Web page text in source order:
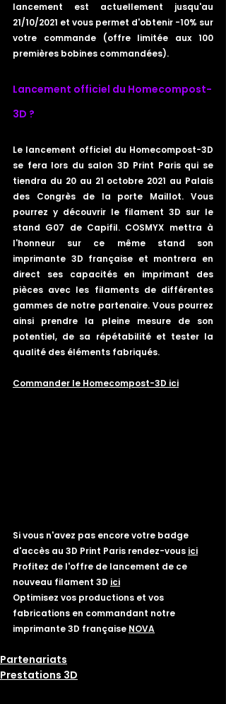
lancement est actuellement jusqu'au
21/10/2021 et vous permet d'obtenir -10% sur
votre commande (offre limitée aux 100
premières bobines commandées).
Lancement officiel du Homecompost-
3D ?
Le lancement officiel du Homecompost-3D
se fera lors du salon 3D Print Paris qui se
tiendra du 20 au 21 octobre 2021 au Palais
des Congrès de la porte Maillot. Vous
pourrez y découvrir le filament 3D sur le
stand G07 de Capifil. COSMYX mettra à
l'honneur sur ce même stand son
imprimante 3D française et montrera en
direct ses capacités en imprimant des
pièces avec les filaments de différentes
gammes de notre partenaire. Vous pourrez
ainsi prendre la pleine mesure de son
potentiel, de sa répétabilité et tester la
qualité des éléments fabriqués.
Commander le Homecompost-3D ici
Si vous n'avez pas encore votre badge
d'accès au 3D Print Paris rendez-vous ici
Profitez de l'offre de lancement de ce
nouveau filament 3D ici
Optimisez vos productions et vos
fabrications en commandant notre
imprimante 3D française NOVA
Partenariats
Prestations 3D